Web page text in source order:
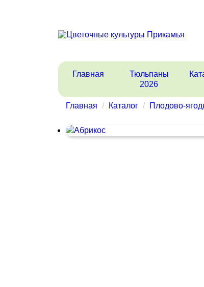
Главная
Тюльпаны
2026
Главная Каталог Плодово-